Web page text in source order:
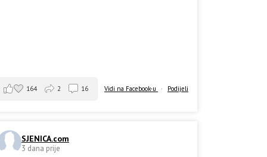
Vidi na Facebook-u · Podijeli
164 2 16
SJENICA.com
3 dana prije